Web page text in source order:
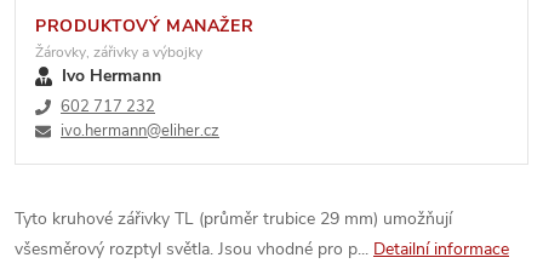
PRODUKTOVÝ MANAŽER
Žárovky, zářivky a výbojky
Ivo Hermann
602 717 232
ivo.hermann@eliher.cz
Tyto kruhové zářivky TL (průměr trubice 29 mm) umožňují
všesměrový rozptyl světla. Jsou vhodné pro p... Detailní informace